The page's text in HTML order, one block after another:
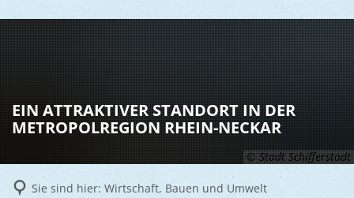
LEBEN
Vereine
Kinder
RATHAUS
© Stadt Schifferstadt
EIN ATTRAKTIVER STANDORT IN DER
METROPOLREGION RHEIN-NECKAR
Sie sind hier: Wirtschaft, Bauen und Umwelt